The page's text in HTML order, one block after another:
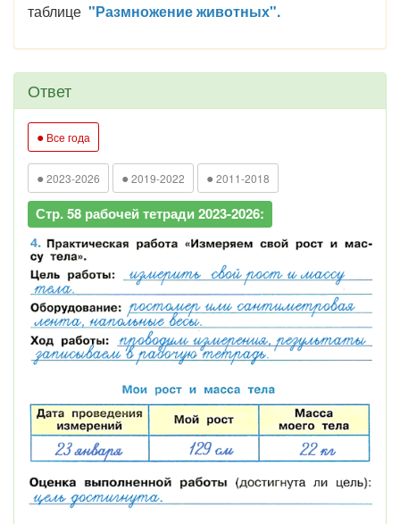
таблице "Размножение животных".
Ответ
● Все года
● 2023-2026 ● 2019-2022 ● 2011-2018
Стр. 58 рабочей тетради 2023-2026: